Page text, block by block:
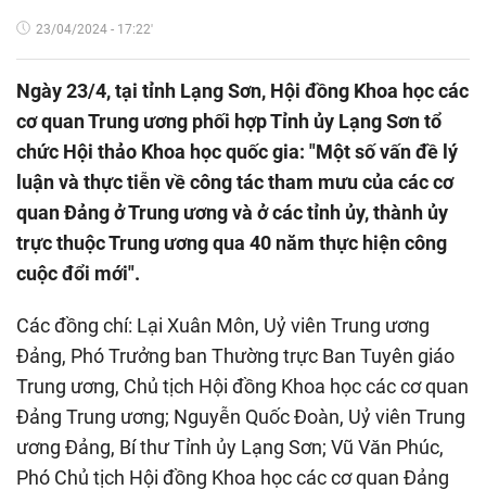
23/04/2024 - 17:22'
Ngày 23/4, tại tỉnh Lạng Sơn, Hội đồng Khoa học các
cơ quan Trung ương phối hợp Tỉnh ủy Lạng Sơn tổ
chức Hội thảo Khoa học quốc gia: "Một số vấn đề lý
luận và thực tiễn về công tác tham mưu của các cơ
quan Đảng ở Trung ương và ở các tỉnh ủy, thành ủy
trực thuộc Trung ương qua 40 năm thực hiện công
cuộc đổi mới".
Các đồng chí: Lại Xuân Môn, Uỷ viên Trung ương
Đảng, Phó Trưởng ban Thường trực Ban Tuyên giáo
Trung ương, Chủ tịch Hội đồng Khoa học các cơ quan
Đảng Trung ương; Nguyễn Quốc Đoàn, Uỷ viên Trung
ương Đảng, Bí thư Tỉnh ủy Lạng Sơn; Vũ Văn Phúc,
Phó Chủ tịch Hội đồng Khoa học các cơ quan Đảng